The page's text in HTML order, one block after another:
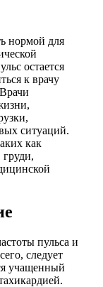
нормой для
остается
к врачу
ситуаций.
как
пульса и
следует
учащенный